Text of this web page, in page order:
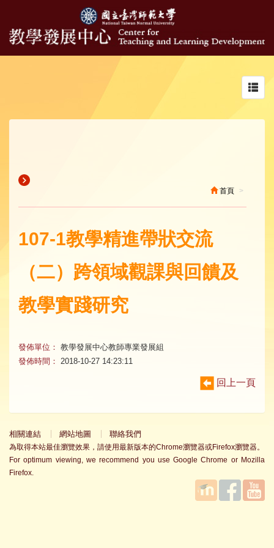
首頁
107-1教學精進帶狀交流
（二）跨領域觀課與回饋及
教學實踐研究
發佈單位： 教學發展中心教師專業發展組
發佈時間：
2018-10-27 14:23:11
回上一頁
相關連結 網站地圖 聯絡我們
為取得本站最佳瀏覽效果，請使用最新版本的Chrome瀏覽器或Firefox瀏覽器。
For optimum viewing, we recommend you use Google Chrome or Mozilla
Firefox.